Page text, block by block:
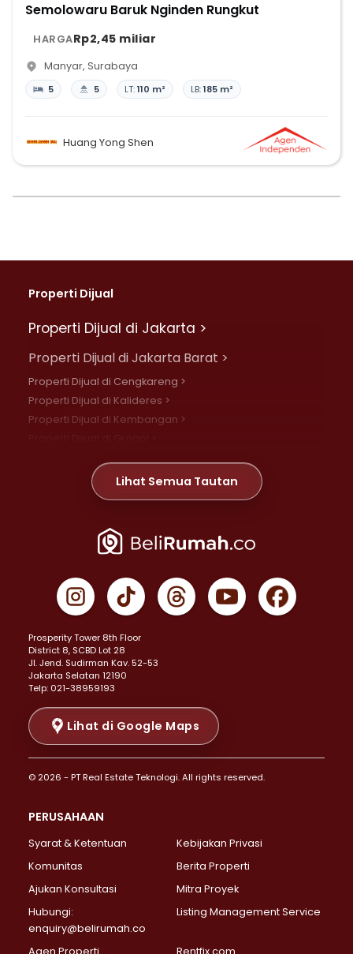
Semolowaru Baruk Nginden Rungkut
HARGARp2,45 miliar
Manyar, Surabaya
5 5 LT:110 m² LB:185 m²
Huang Yong Shen
Properti Dijual
Properti Dijual di Jakarta >
Properti Dijual di Jakarta Barat >
Properti Dijual di Cengkareng >
Properti Dijual di Kalideres >
Properti Dijual di Kembangan >
Properti Dijual di Meruya >
Properti Dijual di Jelambar >
Properti Dijual di Jakarta Pusat >
Properti Dijual di Gambir >
Properti Dijual di Johar Baru >
Properti Dijual di Menteng >
Properti Dijual di Senen >
Properti Dijual di Tanah Abang >
Properti Dijual di Cikini >
Properti Dijual di Kramat >
Properti Dijual di Pasar Baru >
Properti Dijual di Bendungan Hilir >
Properti Dijual di Jakarta Selatan >
Properti Dijual di Lebak Bulus >
Properti Dijual di Gandaria Selatan >
Properti Dijual di Pondok Labu >
Properti Dijual di Lenteng Agung >
Properti Dijual di Senayan >
Lihat Semua Tautan
Prosperity Tower 8th Floor
District 8, SCBD Lot 28
JI. Jend. Sudirman Kav. 52-53
Jakarta Selatan 12190
Telp: 021-38959193
Lihat di Google Maps
© 2026 - PT Real Estate Teknologi. All rights reserved.
PERUSAHAAN
Syarat & Ketentuan
Kebijakan Privasi
Komunitas
Berita Properti
Ajukan Konsultasi
Mitra Proyek
Hubungi:
enquiry@belirumah.co
Listing Management Service
Agen Properti Rentfix.com